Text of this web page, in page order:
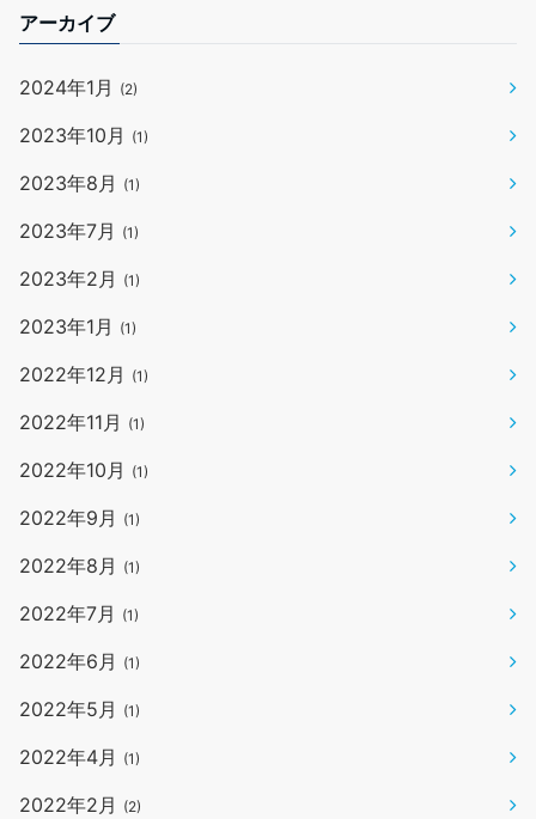
アーカイブ
2024年1月 (2)
2023年10月 (1)
2023年8月 (1)
2023年7月 (1)
2023年2月 (1)
2023年1月 (1)
2022年12月 (1)
2022年11月 (1)
2022年10月 (1)
2022年9月 (1)
2022年8月 (1)
2022年7月 (1)
2022年6月 (1)
2022年5月 (1)
2022年4月 (1)
2022年2月 (2)